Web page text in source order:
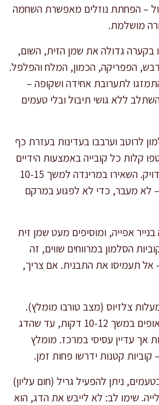
– הפחתת נוזלים מאפשרת השחמה
מושלמת.
בקערה גדולה את שמן הזית, השום,
הפפריקה, הכמון, המלח והפלפל.
לתערובת אחידה ושקופה –
ללא גושי תיבול ובלי טעמים
לרוטב וערבבו בעדינות בעזרת כף
קלות כל קובייה באמצעות הידיים
ליצירת תיבול אחיד ומדויק. השאירו במרינדה למשך 10-15
לא מעבר, כדי לא לפגוע במרקם
אפייה, ומוסיפים מעט שמן זית
הסלמון במרווחים שווים, זה
אל תעמיסו את התבנית. אם צריך,
תנור ל-200 מעלות צלזיוס (מצב טורבו מומלץ).
מכניסים את התבנית ואופים במשך 10-12 דקות, עד שהדג
אך עדיין עסיסי במרכז. מומלץ
ניתן להפעיל גריל (חום עליון)
שימו לב: לא לייבש את הדג, הוא